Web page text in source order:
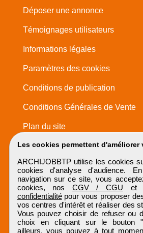
Les cookies permettent d'améliorer
ARCHIJOBBTP utilise les cookies
cookies d'analyse d'audience.
navigation sur ce site, vous
cookies, nos CGV / CGU et
confidentialitépour vous proposer
vos centres d'intérêt et réaliser des
Vous pouvez choisir de refuser ou
choix en cliquant sur le bouton
ailleurs, vous pouvez à tout
Déposer une annonce
Témoignages utilisateurs
Informations légales
Paramètres des cookies
Conditions de publication
Conditions Générales de Vente
Plan du site